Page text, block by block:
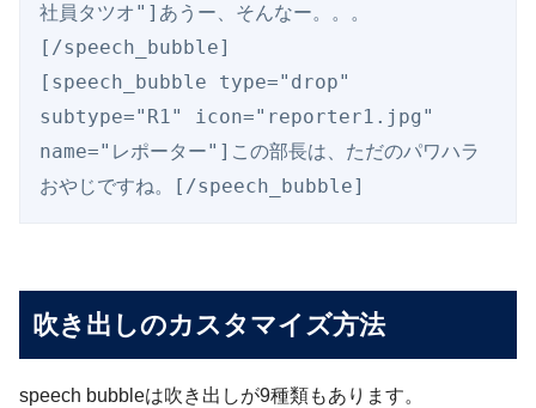
社員タツオ"]あうー、そんなー。。。
[/speech_bubble]
[speech_bubble type="drop"
subtype="R1" icon="reporter1.jpg"
name="レポーター"]この部長は、ただのパワハラ
おやじですね。[/speech_bubble]
吹き出しのカスタマイズ方法
speech bubbleは吹き出しが9種類もあります。